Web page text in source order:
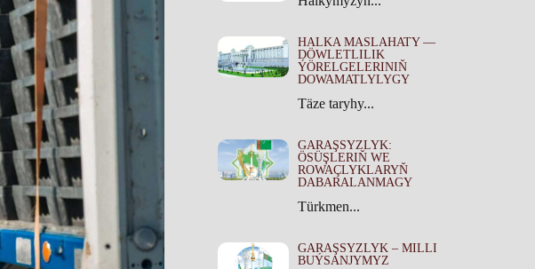
HALKA MASLAHATY —
DÖWLETLILIK
ÝÖRELGELERINIŇ
DOWAMATLYLYGY
Täze taryhy...
GARAŞSYZLYK:
ÖSÜŞLERIŇ WE
ROWAÇLYKLARYŇ
DABARALANMAGY
Türkmen...
GARAŞSYZLYK – MILLI
BUÝSANJYMYZ